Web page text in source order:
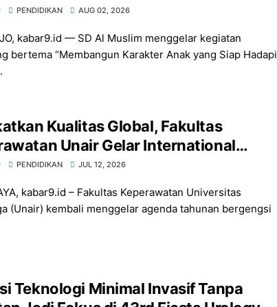
PENDIDIKAN AUG 02, 2026
kabar9.id — SD Al Muslim menggelar kegiatan
bertema “Membangun Karakter Anak yang Siap Hadapi
Kualitas Global, Fakultas
Unair Gelar International
Conference ke-17 di Surabaya
PENDIDIKAN JUL 12, 2026
kabar9.id – Fakultas Keperawatan Universitas
(Unair) kembali menggelar agenda tahunan bergengsi
Teknologi Minimal Invasif Tanpa